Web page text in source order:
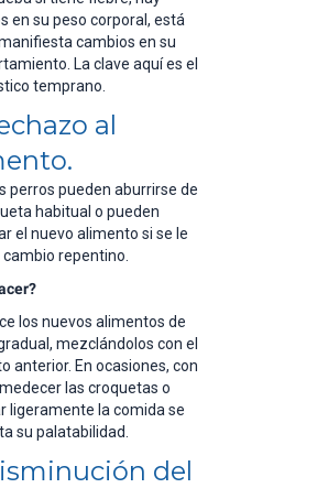
en su peso corporal, está
cambios en su
La clave aquí es el
temprano.
al
perros pueden aburrirse de
habitual o pueden
el nuevo alimento si se le
cambio repentino.
los nuevos alimentos de
mezclándolos con el
anterior. En ocasiones, con
las croquetas o
ligeramente la comida se
su palatabilidad.
del